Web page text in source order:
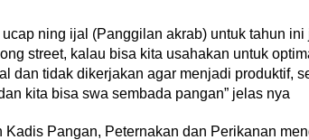
ning ijal (Panggilan akrab) untuk tahun
street, kalau bisa kita usahakan untuk
dan tidak dikerjakan agar menjadi produktif,
kita bisa swa sembada pangan” jelas nya
Kadis Pangan, Peternakan dan Perikanan